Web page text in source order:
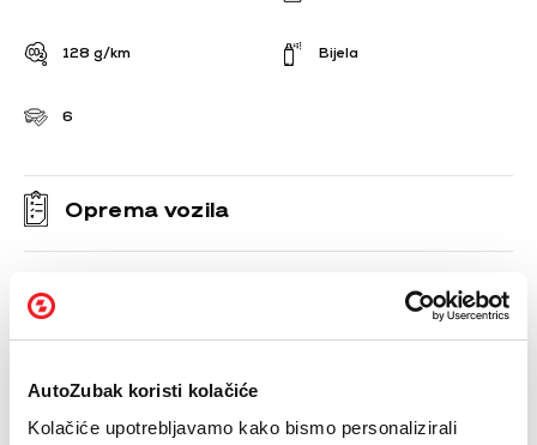
AutoZubak koristi kolačiće
Kolačiće upotrebljavamo kako bismo personalizirali
128 g/km Bijela
6
Oprema vozila
ESP - Sustav stabilnosti vozila